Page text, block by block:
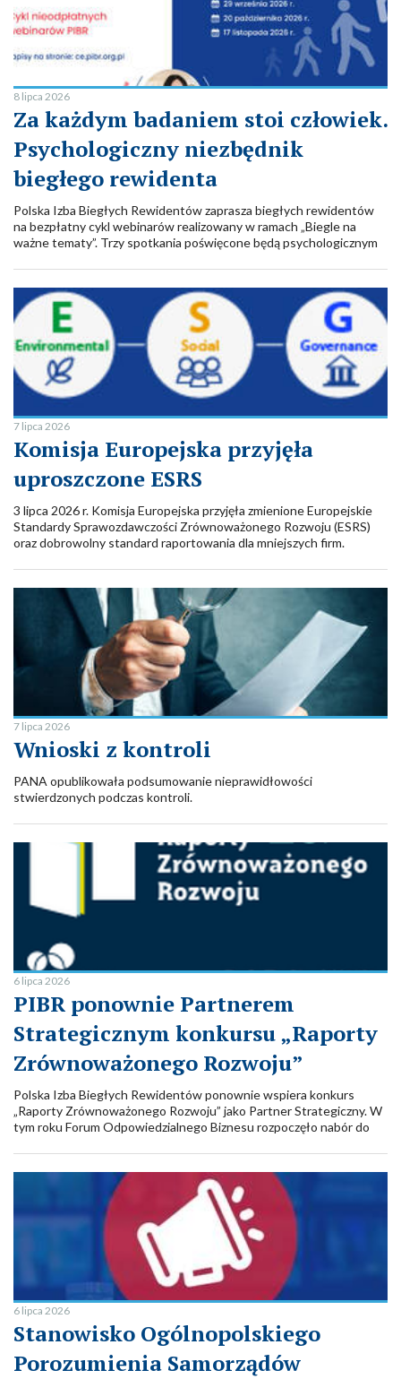
8 lipca 2026
Za każdym badaniem stoi człowiek.
Psychologiczny niezbędnik
biegłego rewidenta
Polska Izba Biegłych Rewidentów zaprasza biegłych rewidentów
na bezpłatny cykl webinarów realizowany w ramach „Biegle na
ważne tematy”. Trzy spotkania poświęcone będą psychologicznym
stylom myślenia, komunikacji oraz relacjom z klientami i
współpracownikami. Realizatorem cyklu jest Centrum Edukacji
PIBR.
7 lipca 2026
Komisja Europejska przyjęła
uproszczone ESRS
3 lipca 2026 r. Komisja Europejska przyjęła zmienione Europejskie
Standardy Sprawozdawczości Zrównoważonego Rozwoju (ESRS)
oraz dobrowolny standard raportowania dla mniejszych firm.
7 lipca 2026
Wnioski z kontroli
PANA opublikowała podsumowanie nieprawidłowości
stwierdzonych podczas kontroli.
6 lipca 2026
PIBR ponownie Partnerem
Strategicznym konkursu „Raporty
Zrównoważonego Rozwoju”
Polska Izba Biegłych Rewidentów ponownie wspiera konkurs
„Raporty Zrównoważonego Rozwoju” jako Partner Strategiczny. W
tym roku Forum Odpowiedzialnego Biznesu rozpoczęło nabór do
standardy raportowania ESG, transparentność oraz odpowiedzialną
komunikację wpływu organizacji na otoczenie.
6 lipca 2026
Stanowisko Ogólnopolskiego
Porozumienia Samorządów